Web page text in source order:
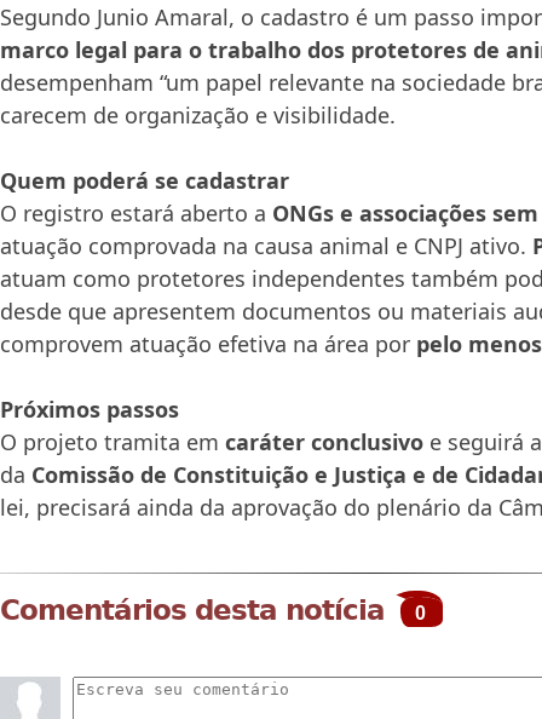
Segundo Junio Amaral, o cadastro é um passo
marco legal para o trabalho dos protetores de
desempenham “um papel relevante na sociedade
carecem de organização e visibilidade.
Quem poderá se cadastrar
O registro estará aberto a ONGs e associações
atuação comprovada na causa animal e CNPJ ativo.
atuam como protetores independentes também
desde que apresentem documentos ou materiais
comprovem atuação efetiva na área por pelo
Próximos passos
O projeto tramita em caráter conclusivo e seguirá
da Comissão de Constituição e Justiça e de
lei, precisará ainda da aprovação do plenário da
Comentários desta notícia 0